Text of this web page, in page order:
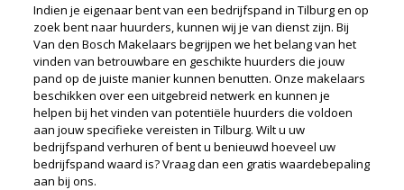
Indien je eigenaar bent van een bedrijfspand in Tilburg en op
zoek bent naar huurders, kunnen wij je van dienst zijn. Bij
Van den Bosch Makelaars begrijpen we het belang van het
vinden van betrouwbare en geschikte huurders die jouw
pand op de juiste manier kunnen benutten. Onze makelaars
beschikken over een uitgebreid netwerk en kunnen je
helpen bij het vinden van potentiële huurders die voldoen
aan jouw specifieke vereisten in Tilburg. Wilt u uw
bedrijfspand verhuren of bent u benieuwd hoeveel uw
bedrijfspand waard is? Vraag dan een gratis waardebepaling
aan bij ons.